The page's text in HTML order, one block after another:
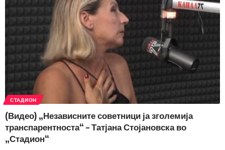
СТАДИОН
(Видео) „Независните советници ја зголемија
транспарентноста“ – Татјана Стојановска во
„Стадион“